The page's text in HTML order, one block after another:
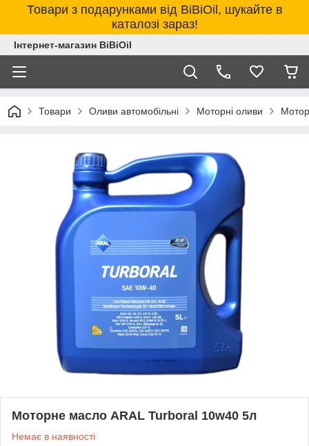
Товари з подарунками від BiBiOil, шукайте в
каталозі зараз!
Інтернет-магазин BiBiOil
Товари Оливи автомобільні Моторні оливи
Моторне масло ARAL Turboral 10w40 5л
Немає в наявності